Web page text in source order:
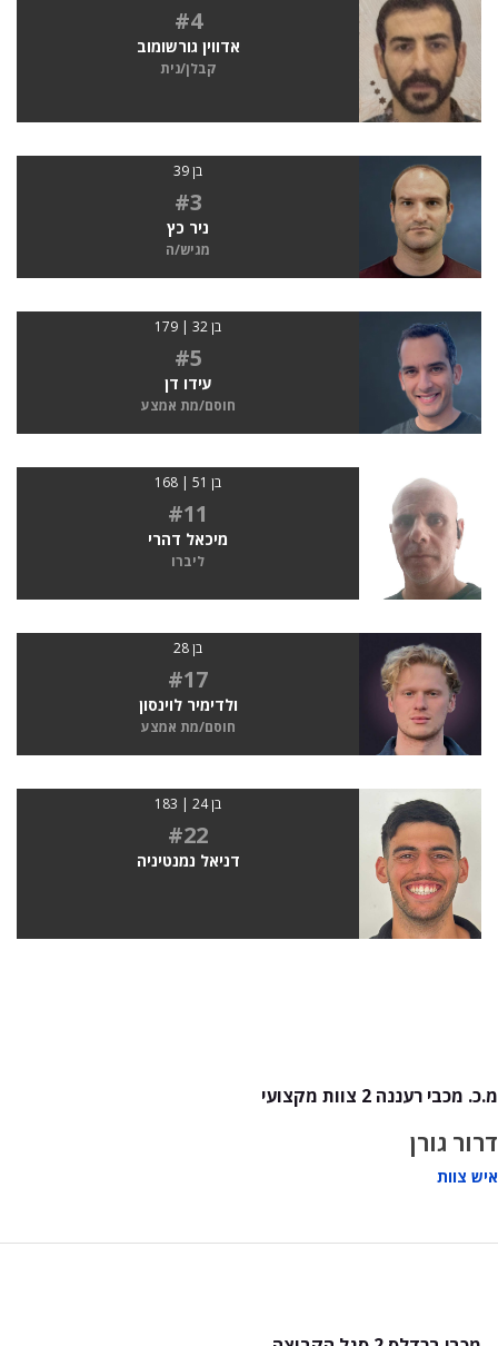
#4
אדווין גורשומוב
קבלן/נית
בן 39
#3
ניר כץ
מגיש/ה
בן 32 | 179
#5
עידו דן
חוסם/מת אמצע
בן 51 | 168
#11
מיכאל דהרי
ליברו
בן 28
#17
ולדימיר לוינסון
חוסם/מת אמצע
בן 24 | 183
#22
דניאל נמנטיניה
מ.כ. מכבי רעננה 2 צוות מקצועי
דרור גורן
איש צוות